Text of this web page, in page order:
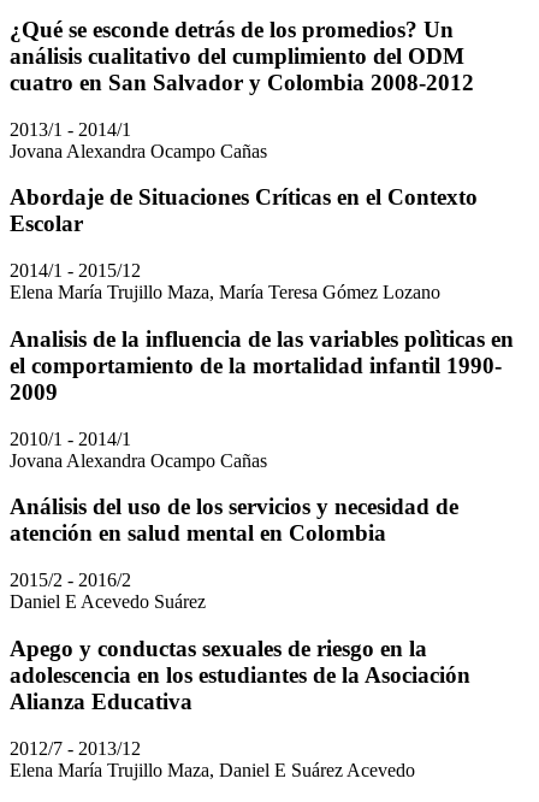
¿Qué se esconde detrás de los promedios? Un
análisis cualitativo del cumplimiento del ODM
cuatro en San Salvador y Colombia 2008-2012
2013/1 - 2014/1
Jovana Alexandra Ocampo Cañas
Abordaje de Situaciones Críticas en el Contexto
Escolar
2014/1 - 2015/12
Elena María Trujillo Maza, María Teresa Gómez Lozano
Analisis de la influencia de las variables polìticas en
el comportamiento de la mortalidad infantil 1990-
2009
2010/1 - 2014/1
Jovana Alexandra Ocampo Cañas
Análisis del uso de los servicios y necesidad de
atención en salud mental en Colombia
2015/2 - 2016/2
Daniel E Acevedo Suárez
Apego y conductas sexuales de riesgo en la
adolescencia en los estudiantes de la Asociación
Alianza Educativa
2012/7 - 2013/12
Elena María Trujillo Maza, Daniel E Suárez Acevedo